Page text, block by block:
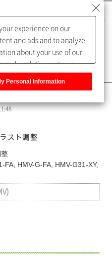
）
スト調整
FA, HMV-G-FA, HMV-G31-XY,
experience on our
and ads and to analyze
about your use of our
and analytics partners,
you with our partners.
cookie settings on our
Personal Information